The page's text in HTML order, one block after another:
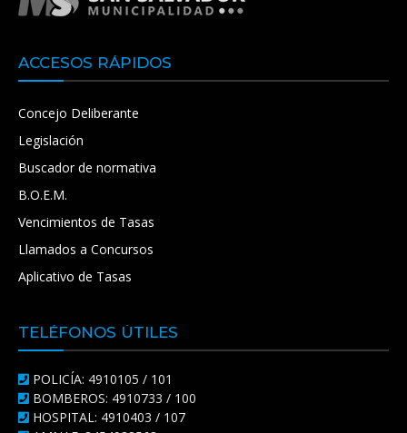
ACCESOS RÁPIDOS
Concejo Deliberante
Legislación
Buscador de normativa
B.O.E.M.
Vencimientos de Tasas
Llamados a Concursos
Aplicativo de Tasas
TELÉFONOS ÚTILES
POLICÍA: 4910105 / 101
BOMBEROS: 4910733 / 100
HOSPITAL: 4910403 / 107